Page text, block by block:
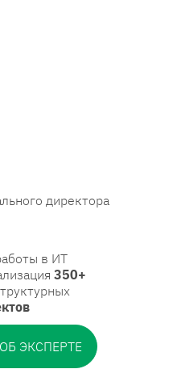
директора
в ИТ
350+
ЭКСПЕРТЕ